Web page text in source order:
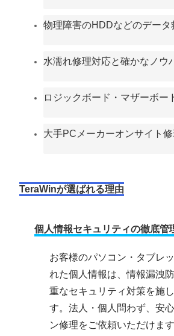
物理障害のHDDなどのデータ
水濡れ修理対応と確かなノウ
ロジックボード・マザーボー
大手PCメーカーオンサイト
TeraWinが選ばれる理由
個人情報セキュリティの徹底管
お客様のパソコン・タブレ
れた個人情報は、情報漏洩
重なセキュリティ対策を施
す。法人・個人問わず、安
ン修理をご依頼いただけます